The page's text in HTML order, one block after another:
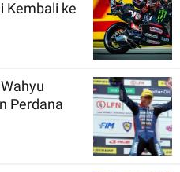
Kembali ke
Perdana